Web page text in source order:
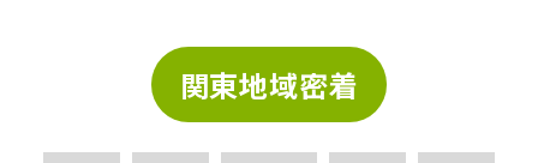
関東地域密着